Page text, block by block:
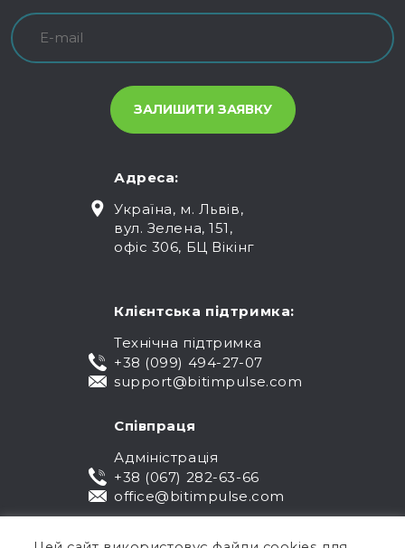
Адреса:
Україна, м. Львів,
вул. Зелена, 151,
офіс 306, БЦ Вікінг
Клієнтська підтримка:
Технічна підтримка
+38 (099) 494-27-07
support@bitimpulse.com
Співпраця
Адміністрація
+38 (067) 282-63-66
office@bitimpulse.com